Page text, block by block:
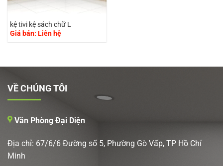
kệ tivi kệ sách chữ L
Giá bán: Liên hệ
VỀ CHÚNG TÔI
Văn Phòng Đại Diện
Địa chỉ: 67/6/6 Đường số 5, Phường Gò Vấp, TP Hồ Chí
Minh